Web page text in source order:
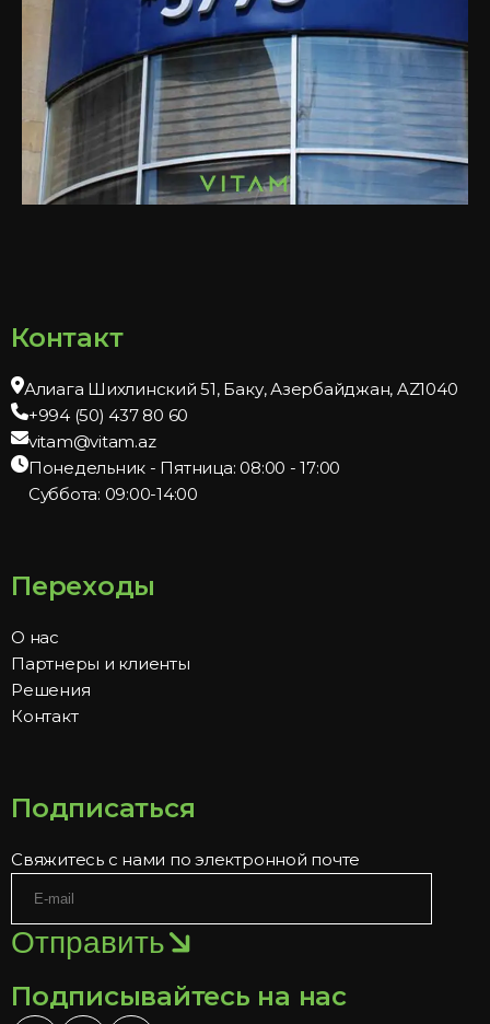
Контакт
Алиага Шихлинский 51, Баку, Азербайджан, AZ1040
+994 (50) 437 80 60
vitam@vitam.az
Понедельник - Пятница: 08:00 - 17:00
Суббота: 09:00-14:00
Переходы
О нас
Партнеры и клиенты
Решения
Контакт
Подписаться
Свяжитесь с нами по электронной почте
Отправить
Подписывайтесь на нас